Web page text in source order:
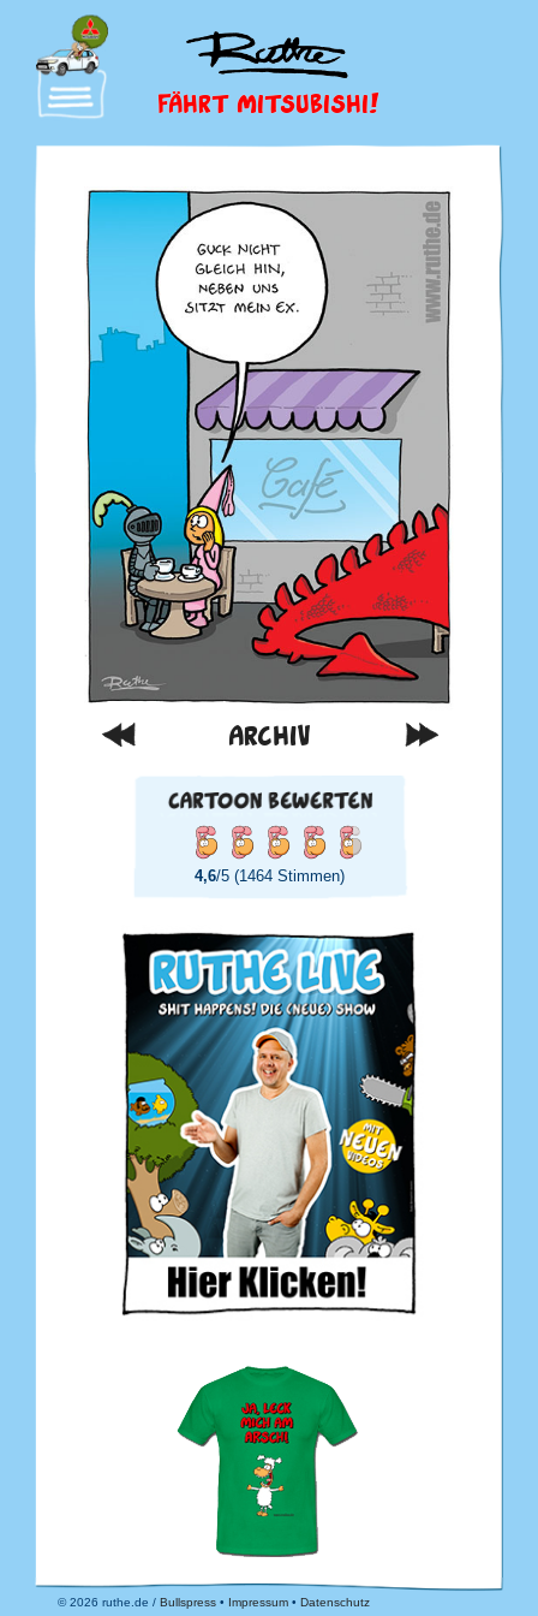
FÄHRT MITSUBISHI!
ARCHIV
4,6/5 (1464 Stimmen)
© 2026 ruthe.de / Bullspress • Impressum • Datenschutz